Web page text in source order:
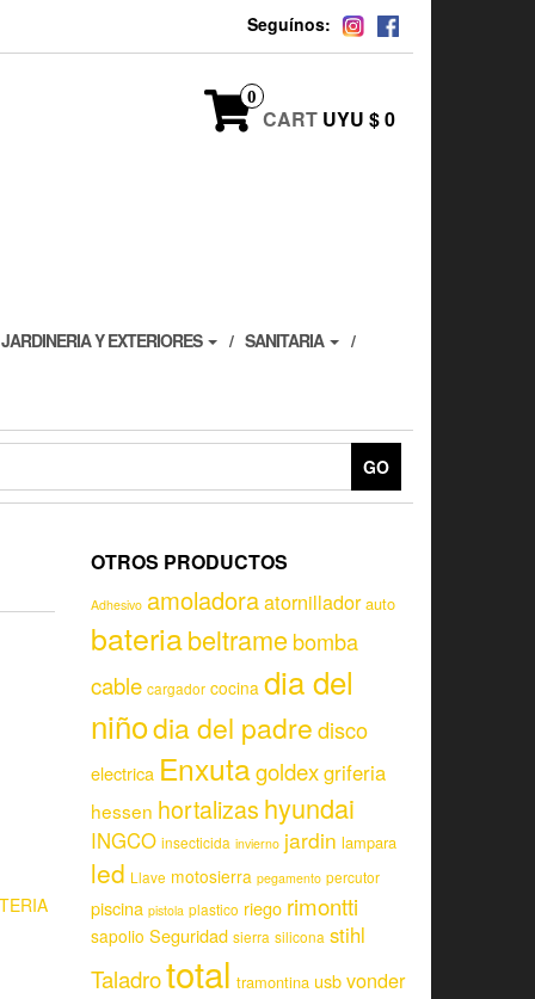
Seguínos:
0
CART UYU $ 0
JARDINERIA Y EXTERIORES SANITARIA
GO
OTROS PRODUCTOS
Adhesivo amoladoraatornillador auto
bateriabeltramebomba
cable cargador cocina dia del
niñodia del padredisco
electrica Enxutagoldexgriferia
hessen hortalizas hyundai
INGCO insecticida invierno jardin lampara
led Llave motosierra pegamento percutor
piscina pistola plastico riego rimontti
sapolio Seguridad sierra silicona stihl
Taladrototal tramontina usbvonder